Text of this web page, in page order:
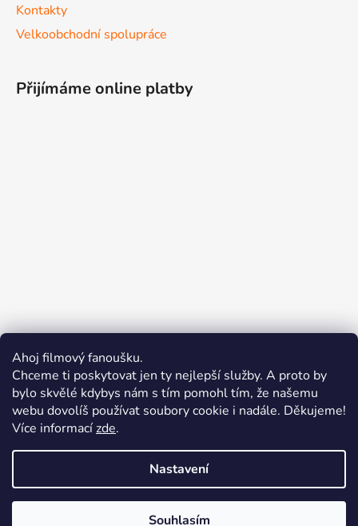
Ahoj filmový fanoušku.
Chceme ti poskytovat jen ty nejlepší služby. A proto by
bylo skvělé kdybys nám s tím pomohl tím, že našemu
webu dovolíš používat soubory cookie i nadále. Děkujeme!
Více informacízde.
Nastavení
Souhlasím
Kontakty
Velkoobchodní spolupráce
Přijímáme online platby
Merchion | Pořiďte si vlastní merch
Midnight Gear | Ride the night, wear the soul